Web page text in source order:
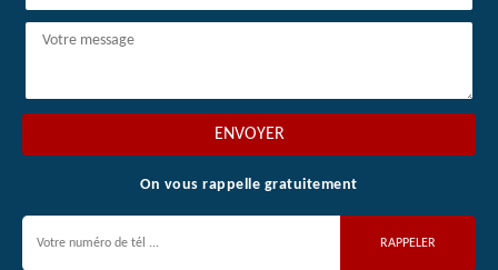
On vous rappelle gratuitement